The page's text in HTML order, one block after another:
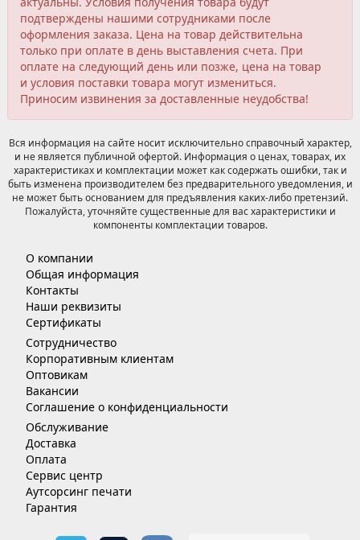
подтверждены нашими сотрудниками после
оформления заказа. Цена на товар действительна
только при оплате в день выставления счета. При
оплате на следующий день или позже, цена на товар
и условия поставки товара могут измениться.
Приносим извинения за доставленные неудобства!
Вся информация на сайте носит исключительно справочный характер,
и не является публичной офертой. Информация о ценах, товарах, их
характеристиках и комплектации может как содержать ошибки, так и
быть изменена производителем без предварительного уведомления, и
не может быть основанием для предъявления каких-либо претензий.
Пожалуйста, уточняйте существенные для вас характеристики и
компоненты комплектации товаров.
О компании
Общая информация
Контакты
Наши реквизиты
Сертификаты
Сотрудничество
Корпоративным клиентам
Оптовикам
Вакансии
Соглашение о конфиденциальности
Обслуживание
Доставка
Оплата
Сервис центр
Аутсорсинг печати
Гарантия